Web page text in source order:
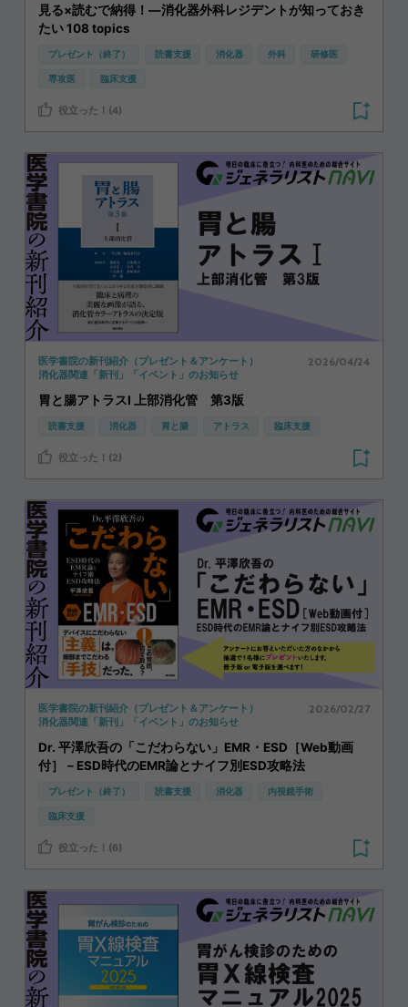
見る×読むで納得！―消化器外科レジデントが知っておき
たい 108 topics
プレゼント（終了） 読書支援 消化器 外科 研修医
専攻医 臨床支援
役立った！(4)
医学書院の新刊紹介（プレゼント＆アンケート）
消化器関連「新刊」「イベント」のお知らせ
2026/04/24
胃と腸アトラスⅠ 上部消化管 第3版
読書支援 消化器 胃と腸 アトラス 臨床支援
役立った！(2)
医学書院の新刊紹介（プレゼント＆アンケート）
消化器関連「新刊」「イベント」のお知らせ
2026/02/27
Dr. 平澤欣吾の「こだわらない」EMR・ESD［Web動画
付］－ESD時代のEMR論とナイフ別ESD攻略法
プレゼント（終了） 読書支援 消化器 内視鏡手術
臨床支援
役立った！(6)